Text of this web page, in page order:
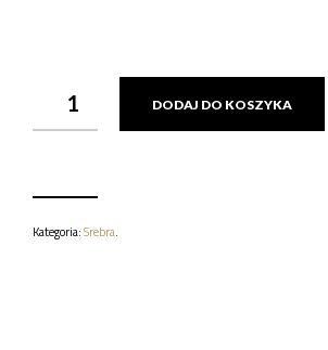
SOLNICZKI
SREBRNE,
-
DODAJ DO KOSZYKA
Kategoria:Srebra.